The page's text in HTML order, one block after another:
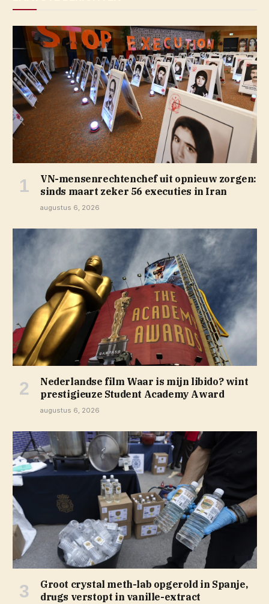
VN-mensenrechtenchef uit opnieuw zorgen:
sinds maart zeker 56 executies in Iran
augustus 6, 2026
Nederlandse film Waar is mijn libido? wint
prestigieuze Student Academy Award
augustus 6, 2026
Groot crystal meth-lab opgerold in Spanje,
drugs verstopt in vanille-extract